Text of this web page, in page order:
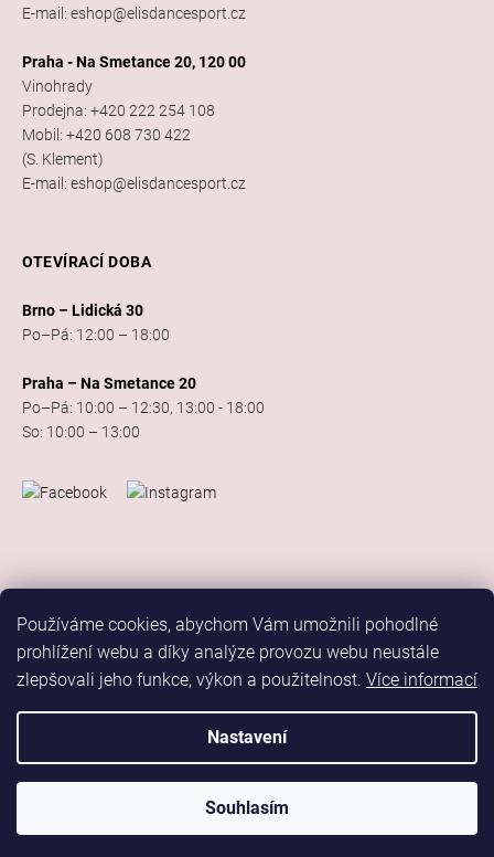
Používáme cookies, abychom Vám umožnili pohodlné
prohlížení webu a díky analýze provozu webu neustále
zlepšovali jeho funkce, výkon a použitelnost. Více informací
Nastavení
Souhlasím
E-mail: eshop@elisdancesport.cz
Praha - Na Smetance 20, 120 00
Vinohrady
Prodejna: +420 222 254 108
Mobil: +420 608 730 422
(S. Klement)
E-mail: eshop@elisdancesport.cz
OTEVÍRACÍ DOBA
Brno – Lidická 30
Po–Pá: 12:00 – 18:00
Praha – Na Smetance 20
Po–Pá: 10:00 – 12:30, 13:00 - 18:00
So: 10:00 – 13:00
Vytvořil Shoptet
Elis Dance Sport. Všechna práva vyhrazena.
Upravit nastavení cookiesMarketing